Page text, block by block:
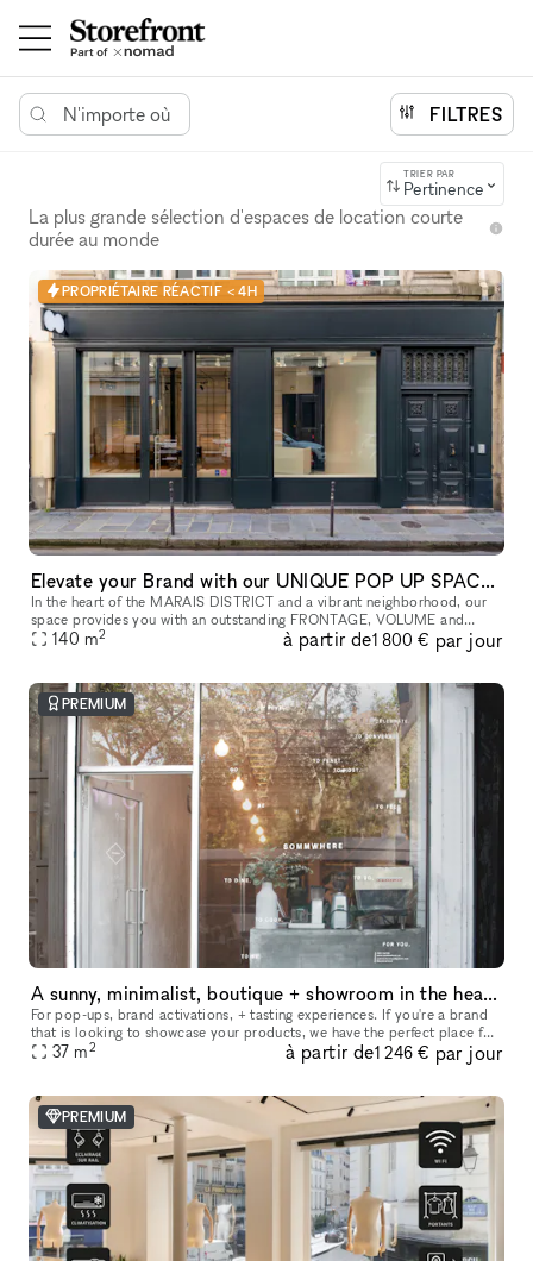
N'importe où FILTRES
TRIER PAR
Pertinence
La plus grande sélection d'espaces de location courte
durée au monde
PROPRIÉTAIRE RÉACTIF < 4H
Elevate your Brand with our UNIQUE POP UP SPACE in PARIS Marais
In the heart of the MARAIS DISTRICT and a vibrant neighborhood, our
space provides you with an outstanding FRONTAGE, VOLUME and
ARCHITECTURE. The location is very interesting as it is on a real sho
140 m2 à partir de1 800 € par jour
PREMIUM
A sunny, minimalist, boutique + showroom in the heart of the Lower East Side, Manhattan
For pop-ups, brand activations, + tasting experiences. If you're a brand
that is looking to showcase your products, we have the perfect place for
you. Our sustainably designed 'pop up space' is ide
37 m2 à partir de1 246 € par jour
PREMIUM